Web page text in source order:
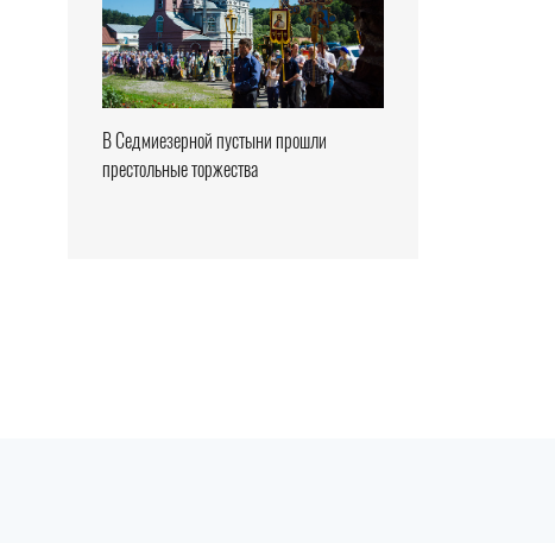
В Седмиезерной пустыни прошли
престольные торжества